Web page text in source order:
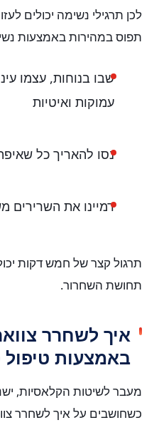
לכן תרגילי נשימה יכולים
תפוס במהירות באמצעות
שבו בנוחות, עצמו
עמוקות ואיטיות
נסו להאריך כל
דמיינו את השרירים
תרגול קצר של חמש דקות
תחושת השחרור.
איך לשחרר
באמצעות טיפול
מעבר לשיטות הקלאסיות,
כשחושבים על איך לשחרר